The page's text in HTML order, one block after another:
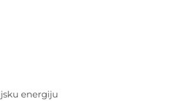
energiju